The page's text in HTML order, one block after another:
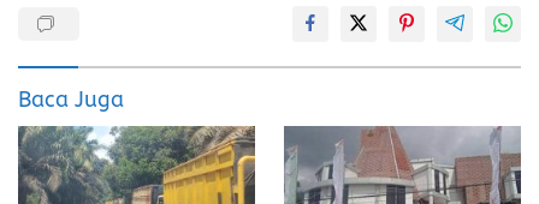
k
n
Baca Juga